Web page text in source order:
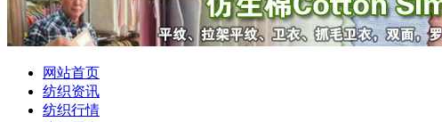
网站首页
纺织资讯
纺织行情